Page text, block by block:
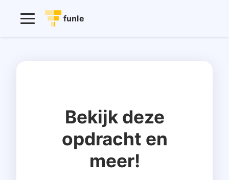
funle
Bekijk deze
opdracht en
meer!